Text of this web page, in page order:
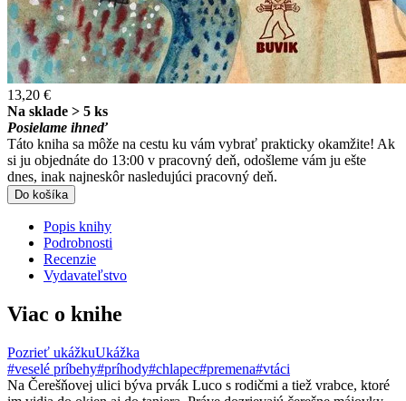
13,20 €
Na sklade > 5 ks
Posielame ihneď
Táto kniha sa môže na cestu ku vám vybrať prakticky okamžite! Ak
si ju objednáte do 13:00 v pracovný deň, odošleme vám ju ešte
dnes, inak najneskôr nasledujúci pracovný deň.
Do košíka
Popis knihy
Podrobnosti
Recenzie
Vydavateľstvo
Viac o knihe
Pozrieť ukážkuUkážka
#veselé príbehy#príhody#chlapec#premena#vtáci
Na Čerešňovej ulici býva prvák Luco s rodičmi a tiež vrabce, ktoré